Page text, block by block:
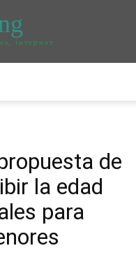
інтернет
de
la edad
para